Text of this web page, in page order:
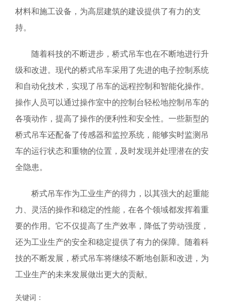
材料和施工设备，为高层建筑的建设提供了有力的支
持。
随着科技的不断进步，桥式吊车也在不断地进行升
级和改进。现代的桥式吊车采用了先进的电子控制系统
和自动化技术，实现了吊车的远程控制和智能化操作。
操作人员可以通过操作室中的控制台轻松地控制吊车的
各项动作，提高了操作的便利性和安全性。一些新型的
桥式吊车还配备了传感器和监控系统，能够实时监测吊
车的运行状态和重物的位置，及时发现并处理潜在的安
全隐患。
桥式吊车作为工业生产的得力，以其强大的起重能
力、灵活的操作和稳定的性能，在各个领域都发挥着重
要的作用。它不仅提高了生产效率，降低了劳动强度，
还为工业生产的安全和稳定提供了有力的保障。随着科
技的不断发展，桥式吊车将继续不断地创新和改进，为
工业生产的未来发展做出更大的贡献。
关键词：